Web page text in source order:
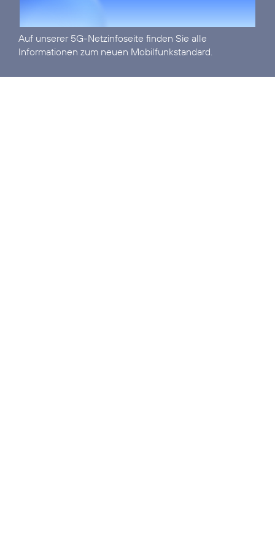
Auf unserer 5G-Netzinfoseite finden Sie alle
Informationen zum neuen Mobilfunkstandard.